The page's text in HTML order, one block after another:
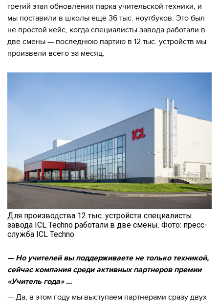
третий этап обновления парка учительской техники, и
мы поставили в школы ещё 36 тыс. ноутбуков. Это был
не простой кейс, когда специалисты завода работали в
две смены — последнюю партию в 12 тыс. устройств мы
произвели всего за месяц.
Для производства 12 тыс. устройств специалисты
завода ICL Techno работали в две смены. Фото: пресс-
служба ICL Techno
— Но учителей вы поддерживаете не только техникой,
сейчас компания среди активных партнеров премии
«Учитель года» …
— Да, в этом году мы выступаем партнерами сразу двух